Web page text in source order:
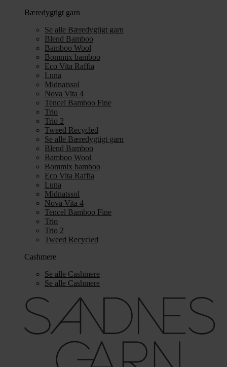
Bæredygtigt garn
Se alle Bæredygtigt garn
Blend Bamboo
Bamboo Wool
Bommix bamboo
Eco Vita Raffia
Luna
Midnatssol
Nova Vita 4
Tencel Bamboo Fine
Trio
Trio 2
Tweed Recycled
Se alle Bæredygtigt garn
Blend Bamboo
Bamboo Wool
Bommix bamboo
Eco Vita Raffia
Luna
Midnatssol
Nova Vita 4
Tencel Bamboo Fine
Trio
Trio 2
Tweed Recycled
Cashmere
Se alle Cashmere
Se alle Cashmere